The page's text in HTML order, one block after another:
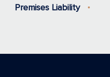
Premises Liability